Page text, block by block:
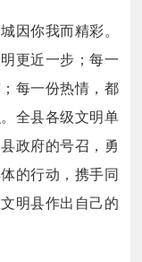
因你我而精彩。
更近一步；每一
每一份热情，都
全县各级文明单
政府的号召，勇
的行动，携手同
明县作出自己的